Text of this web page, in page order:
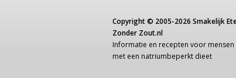
Copyright © 2005-2026 Smakelijk
Zonder Zout.nl
Informatie en recepten voor mensen
met een natriumbeperkt dieet